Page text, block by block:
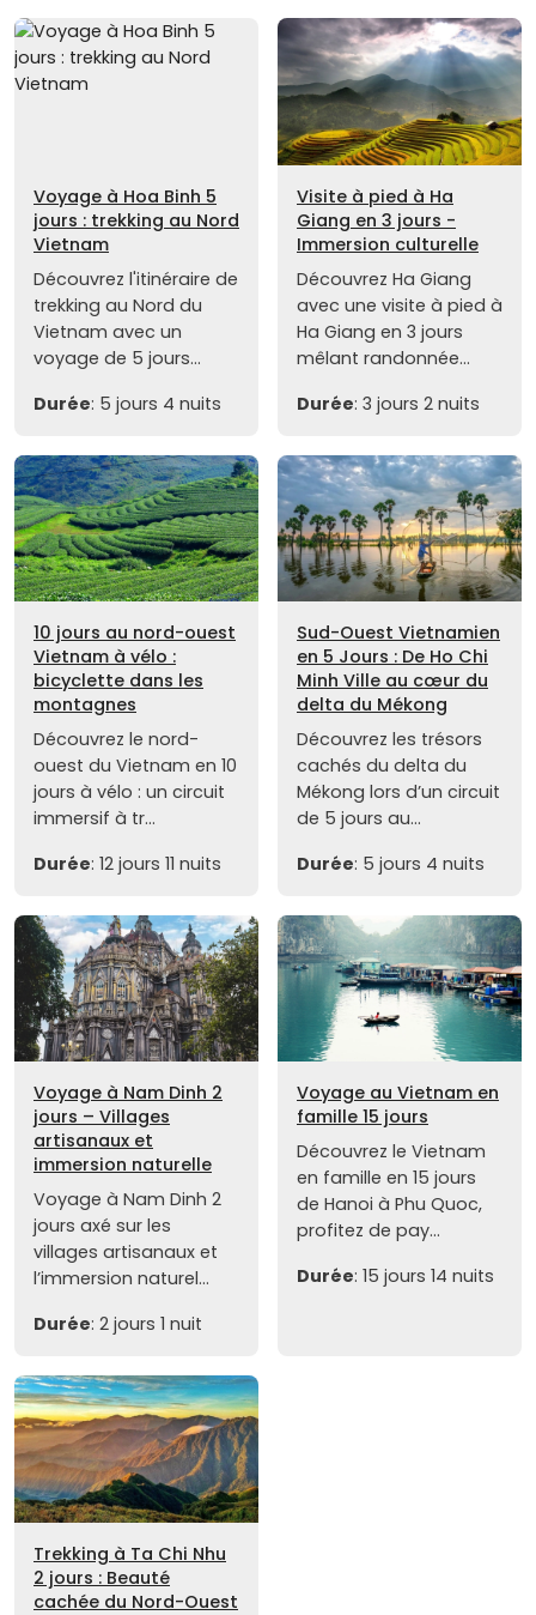
Voyage à Hoa Binh 5
jours : trekking au Nord
Vietnam
Découvrez l'itinéraire de
trekking au Nord du
Vietnam avec un
voyage de 5 jours...
Durée: 5 jours 4 nuits
Visite à pied à Ha
Giang en 3 jours -
Immersion culturelle
Découvrez Ha Giang
avec une visite à pied à
Ha Giang en 3 jours
mêlant randonnée...
Durée: 3 jours 2 nuits
10 jours au nord-ouest
Vietnam à vélo :
bicyclette dans les
montagnes
Découvrez le nord-
ouest du Vietnam en 10
jours à vélo : un circuit
immersif à tr...
Durée: 12 jours 11 nuits
Sud-Ouest Vietnamien
en 5 Jours : De Ho Chi
Minh Ville au cœur du
delta du Mékong
Découvrez les trésors
cachés du delta du
Mékong lors d’un circuit
de 5 jours au...
Durée: 5 jours 4 nuits
Voyage à Nam Dinh 2
jours – Villages
artisanaux et
immersion naturelle
Voyage à Nam Dinh 2
jours axé sur les
villages artisanaux et
l’immersion naturel...
Durée: 2 jours 1 nuit
Voyage au Vietnam en
famille 15 jours
Découvrez le Vietnam
en famille en 15 jours
de Hanoi à Phu Quoc,
profitez de pay...
Durée: 15 jours 14 nuits
Trekking à Ta Chi Nhu
2 jours : Beauté
cachée du Nord-Ouest